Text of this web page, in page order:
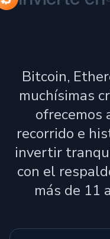
Bitcoin,
muchísimas
ofrecemos
recorrido e
invertir
con el
más de 11